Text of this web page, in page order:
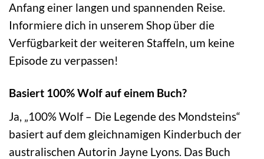
Anfang einer langen und spannenden Reise.
Informiere dich in unserem Shop über die
Verfügbarkeit der weiteren Staffeln, um keine
Episode zu verpassen!
Basiert 100% Wolf auf einem Buch?
Ja, „100% Wolf – Die Legende des Mondsteins“
basiert auf dem gleichnamigen Kinderbuch der
australischen Autorin Jayne Lyons. Das Buch